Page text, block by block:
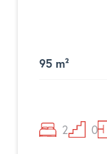
95 m²
2 0